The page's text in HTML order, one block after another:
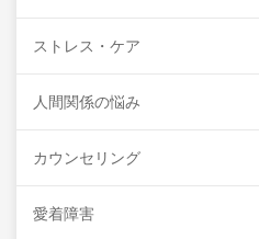
ストレス・ケア
人間関係の悩み
カウンセリング
愛着障害